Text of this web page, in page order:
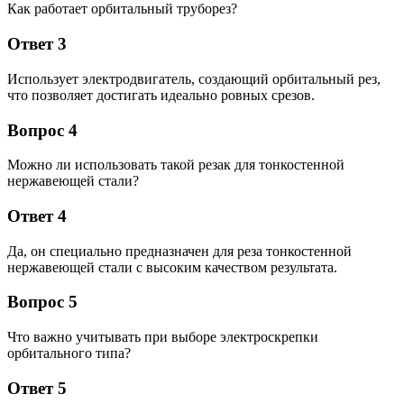
Как работает орбитальный труборез?
Ответ 3
Использует электродвигатель, создающий орбитальный рез,
что позволяет достигать идеально ровных срезов.
Вопрос 4
Можно ли использовать такой резак для тонкостенной
нержавеющей стали?
Ответ 4
Да, он специально предназначен для реза тонкостенной
нержавеющей стали с высоким качеством результата.
Вопрос 5
Что важно учитывать при выборе электроскрепки
орбитального типа?
Ответ 5